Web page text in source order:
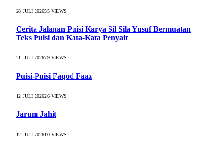
28 JULI 202655VIEWS
Cerita Jalanan Puisi Karya Sil Sila Yusuf Bermuatan
Teks Puisi dan Kata-Kata Penyair
21 JULI 202679VIEWS
Puisi-Puisi Faqod Faaz
12 JULI 202626VIEWS
Jarum Jahit
12 JULI 202610VIEWS